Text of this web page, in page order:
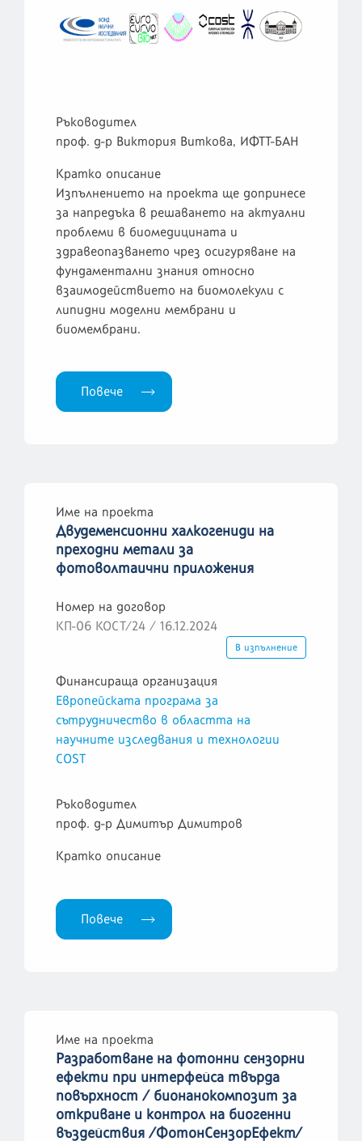
Ръководител
проф. д-р Виктория Виткова, ИФТТ-БАН
Кратко описание
Изпълнението на проекта ще допринесе
за напредъка в решаването на актуални
проблеми в биомедицината и
здравеопазването чрез осигуряване на
фундаментални знания относно
взаимодействието на биомолекули с
липидни моделни мембрани и
биомембрани.
Повече
Име на проекта
Двудеменсионни халкогениди на
преходни метали за
фотоволтаични приложения
Номер на договор
КП-06 КОСТ/24 / 16.12.2024
В изпълнение
Финансираща организация
Европейската програма за
сътрудничество в областта на
научните изследвания и технологии
COST
Ръководител
проф. д-р Димитър Димитров
Кратко описание
Повече
Име на проекта
Разработване на фотонни сензорни
ефекти при интерфейса твърда
повърхност / бионанокомпозит за
откриване и контрол на биогенни
въздействия /ФотонСензорЕфект/